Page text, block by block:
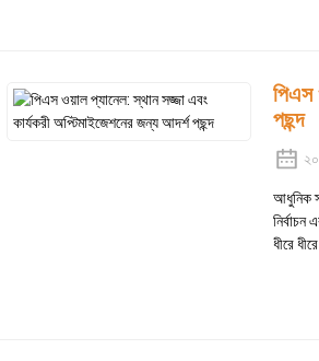
পিএস
পছন্দ
আধুনিক
ধীরে